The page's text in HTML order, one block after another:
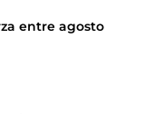
entre agosto